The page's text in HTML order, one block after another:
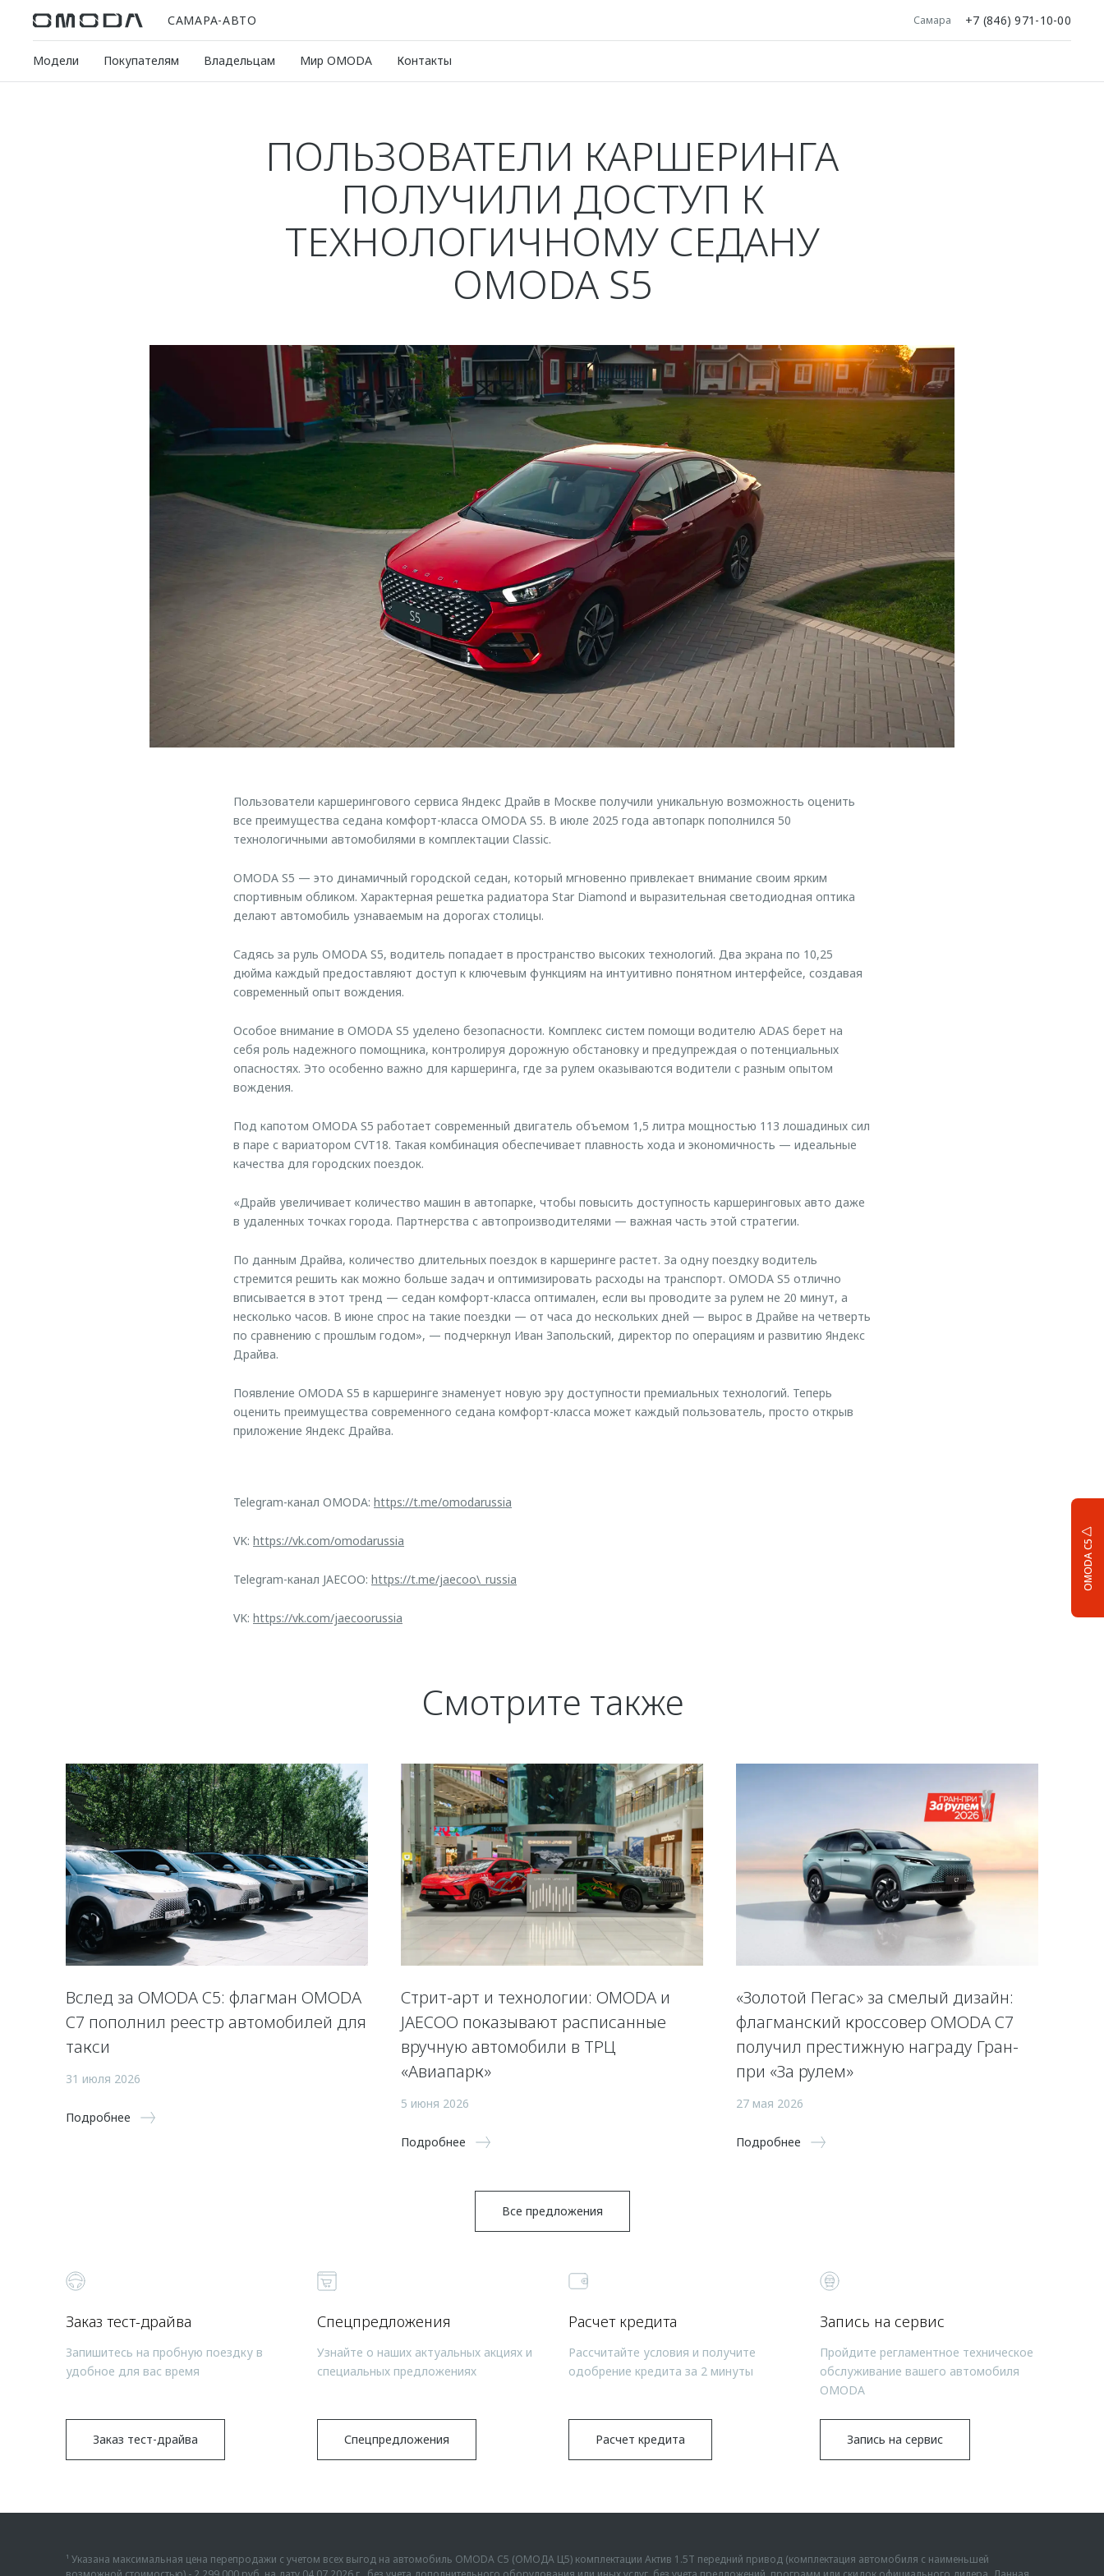
САМАРА-АВТО Самара +7 (846) 971-10-00
Модели Покупателям Владельцам Мир OMODA Контакты
OMODA C5
ПОЛЬЗОВАТЕЛИ КАРШЕРИНГА
ПОЛУЧИЛИ ДОСТУП К
ТЕХНОЛОГИЧНОМУ СЕДАНУ
OMODA S5
Пользователи каршерингового сервиса Яндекс Драйв в Москве получили уникальную возможность оценить
все преимущества седана комфорт-класса OMODA S5. В июле 2025 года автопарк пополнился 50
технологичными автомобилями в комплектации Classic.
OMODA S5 — это динамичный городской седан, который мгновенно привлекает внимание своим ярким
спортивным обликом. Характерная решетка радиатора Star Diamond и выразительная светодиодная оптика
делают автомобиль узнаваемым на дорогах столицы.
Садясь за руль OMODA S5, водитель попадает в пространство высоких технологий. Два экрана по 10,25
дюйма каждый предоставляют доступ к ключевым функциям на интуитивно понятном интерфейсе, создавая
современный опыт вождения.
Особое внимание в OMODA S5 уделено безопасности. Комплекс систем помощи водителю ADAS берет на
себя роль надежного помощника, контролируя дорожную обстановку и предупреждая о потенциальных
опасностях. Это особенно важно для каршеринга, где за рулем оказываются водители с разным опытом
вождения.
Под капотом OMODA S5 работает современный двигатель объемом 1,5 литра мощностью 113 лошадиных сил
в паре с вариатором CVT18. Такая комбинация обеспечивает плавность хода и экономичность — идеальные
качества для городских поездок.
«Драйв увеличивает количество машин в автопарке, чтобы повысить доступность каршеринговых авто даже
в удаленных точках города. Партнерства с автопроизводителями — важная часть этой стратегии.
По данным Драйва, количество длительных поездок в каршеринге растет. За одну поездку водитель
стремится решить как можно больше задач и оптимизировать расходы на транспорт. OMODA S5 отлично
вписывается в этот тренд — седан комфорт-класса оптимален, если вы проводите за рулем не 20 минут, а
несколько часов. В июне спрос на такие поездки — от часа до нескольких дней — вырос в Драйве на четверть
по сравнению с прошлым годом», — подчеркнул Иван Запольский, директор по операциям и развитию Яндекс
Драйва.
Появление OMODA S5 в каршеринге знаменует новую эру доступности премиальных технологий. Теперь
оценить преимущества современного седана комфорт-класса может каждый пользователь, просто открыв
приложение Яндекс Драйва.
Telegram-канал OMODA: https://t.me/omodarussia
VK: https://vk.com/omodarussia
Telegram-канал JAECOO: https://t.me/jaecoo\_russia
VK: https://vk.com/jaecoorussia
Смотрите также
Вслед за OMODA C5: флагман OMODA
C7 пополнил реестр автомобилей для
такси
31 июля 2026
Подробнее
Стрит-арт и технологии: OMODA и
JAECOO показывают расписанные
вручную автомобили в ТРЦ
«Авиапарк»
5 июня 2026
Подробнее
«Золотой Пегас» за смелый дизайн:
флагманский кроссовер OMODA C7
получил престижную награду Гран-
при «За рулем»
27 мая 2026
Подробнее
Все предложения
Заказ тест-драйва
Запишитесь на пробную поездку в
удобное для вас время
Заказ тест-драйва
Спецпредложения
Узнайте о наших актуальных акциях и
специальных предложениях
Спецпредложения
Расчет кредита
Рассчитайте условия и получите
одобрение кредита за 2 минуты
Расчет кредита
Запись на сервис
Пройдите регламентное техническое
обслуживание вашего автомобиля
OMODA
Запись на сервис
¹ Указана максимальная цена перепродажи с учетом всех выгод на автомобиль OMODA C5 (ОМОДА Ц5) комплектации Актив 1.5Т передний привод (комплектация автомобиля с наименьшей